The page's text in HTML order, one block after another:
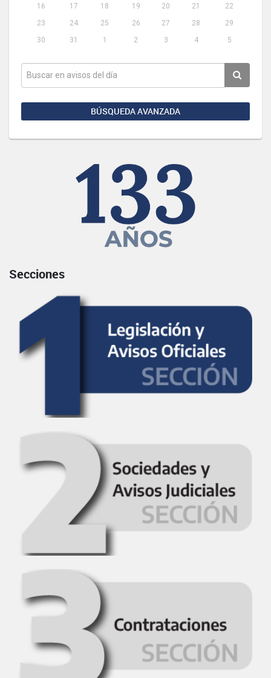
16
17 18 19 20 21
22
23
24 25 26 27 28
29
30
31 1 2 3 4 5
BÚSQUEDA AVANZADA
Secciones